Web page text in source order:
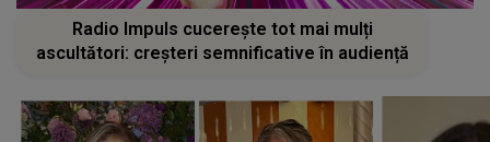
Radio Impuls cucerește tot mai mulți
ascultători: creșteri semnificative în audiență